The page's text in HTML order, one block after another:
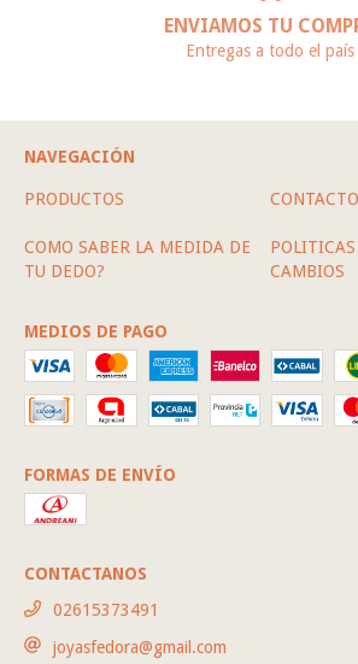
ENVIAMOS TU
Entregas a todo el país
NAVEGACIÓN
PRODUCTOS CONTACTO
COMO SABER LA MEDIDA DE
TU DEDO?
CAMBIOS
MEDIOS DE PAGO
FORMAS DE ENVÍO
CONTACTANOS
02615373491
joyasfedora@gmail.com